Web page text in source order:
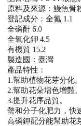
原料及來源：鰻魚骨
登記成分：全氮 1.1
全磷酐 6.0
全氧化鉀 4.5
有機質 15.2
製造國：臺灣
產品特性：
1.幫助植物花芽分化。
2.幫助花朵增色增豔。
3.提升花序品質。
螫和分子化肥力，快
高磷鉀配分能幫助花